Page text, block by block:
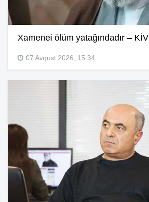
Xamenei ölüm yatağındadır – KİV
07 Avqust 2026, 15:34